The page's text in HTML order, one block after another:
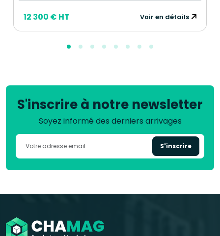
12 300 € HT Voir en détails
S'inscrire à notre newsletter
Soyez informé des derniers arrivages
S'inscrire